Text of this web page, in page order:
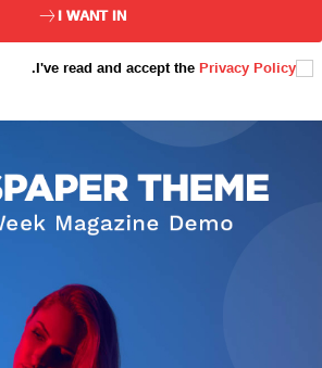
ئەزا بولاي
تور بېكىتىمىز
ئاناسەھىپە
بىز كىم؟
I WANT IN
I've read and accept the Privacy Policy
.